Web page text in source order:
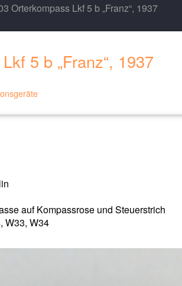
Orterkompass Lkf 5 b „Franz“, 1937
5 b „Franz“, 1937
auf Kompassrose und Steuerstrich
W33, W34